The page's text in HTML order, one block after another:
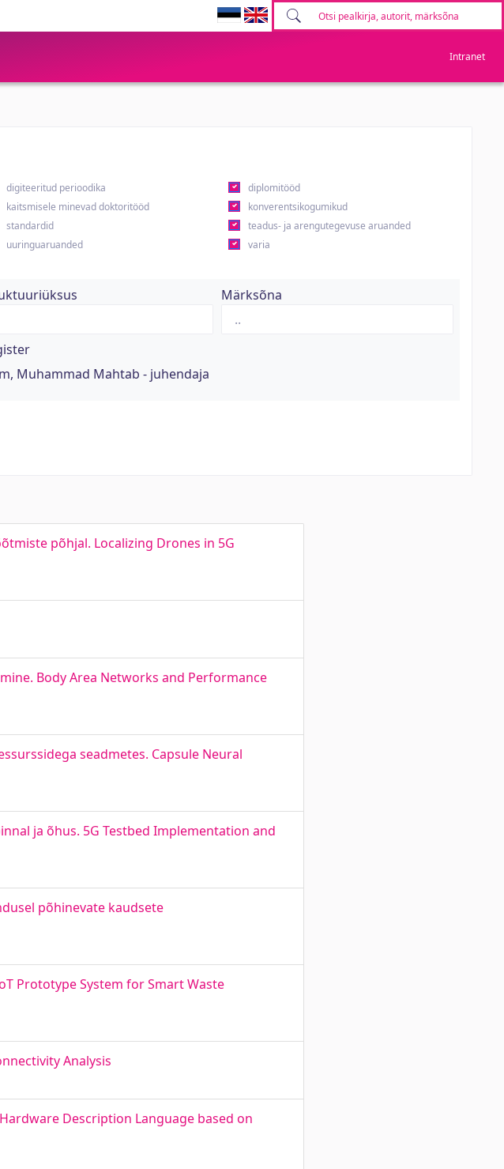
Intranet
digiteeritud perioodika
diplomitööd
kaitsmisele minevad doktoritööd
konverentsikogumikud
standardid
teadus- ja arengutegevuse aruanded
uuringuaruanded
varia
Märksõna
Muhammad Mahtab - juhendaja
põhjal. Localizing Drones in 5G
Body Area Networks and Performance
seadmetes. Capsule Neural
ja õhus. 5G Testbed Implementation and
põhinevate kaudsete
Prototype System for Smart Waste
Analysis
Description Language based on